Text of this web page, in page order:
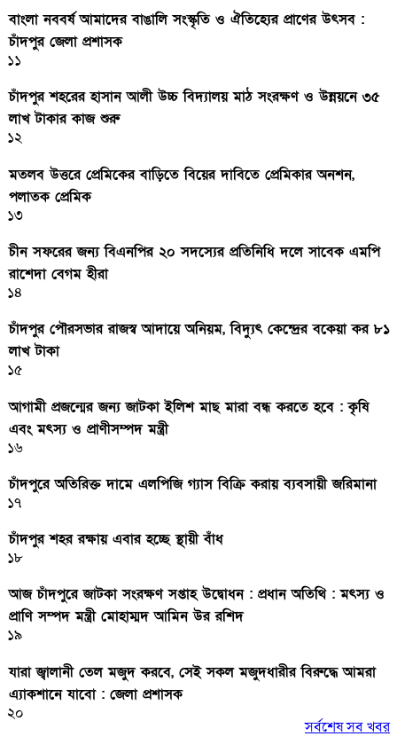
বাংলা নববর্ষ আমাদের বাঙালি সংস্কৃতি ও ঐতিহ্যের প্রাণের উৎসব :
চাঁদপুর জেলা প্রশাসক
১১
চাঁদপুর শহরের হাসান আলী উচ্চ বিদ্যালয় মাঠ সংরক্ষণ ও উন্নয়নে ৩৫
লাখ টাকার কাজ শুরু
১২
মতলব উত্তরে প্রেমিকের বাড়িতে বিয়ের দাবিতে প্রেমিকার অনশন,
পলাতক প্রেমিক
১৩
চীন সফরের জন্য বিএনপির ২০ সদস্যের প্রতিনিধি দলে সাবেক এমপি
রাশেদা বেগম হীরা
১৪
চাঁদপুর পৌরসভার রাজস্ব আদায়ে অনিয়ম, বিদ্যুৎ কেন্দ্রের বকেয়া কর ৮১
লাখ টাকা
১৫
আগামী প্রজন্মের জন্য জাটকা ইলিশ মাছ মারা বন্ধ করতে হবে : কৃষি
এবং মৎস্য ও প্রাণীসম্পদ মন্ত্রী
১৬
চাঁদপুরে অতিরিক্ত দামে এলপিজি গ্যাস বিক্রি করায় ব্যবসায়ী জরিমানা
১৭
চাঁদপুর শহর রক্ষায় এবার হচ্ছে স্থায়ী বাঁধ
১৮
আজ চাঁদপুরে জাটকা সংরক্ষণ সপ্তাহ উদ্বোধন : প্রধান অতিথি : মৎস্য ও
প্রাণি সম্পদ মন্ত্রী মোহাম্মদ আমিন উর রশিদ
১৯
যারা জ্বালানী তেল মজুদ করবে, সেই সকল মজুদধারীর বিরুদ্ধে আমরা
এ্যাকশানে যাবো : জেলা প্রশাসক
২০
সর্বশেষ সব খবর